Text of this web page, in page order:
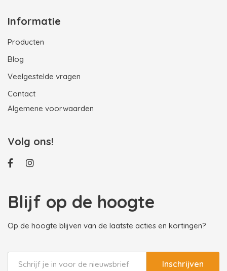
Informatie
Producten
Blog
Veelgestelde vragen
Contact
Algemene voorwaarden
Volg ons!
Blijf op de hoogte
Op de hoogte blijven van de laatste acties en kortingen?
Inschrijven